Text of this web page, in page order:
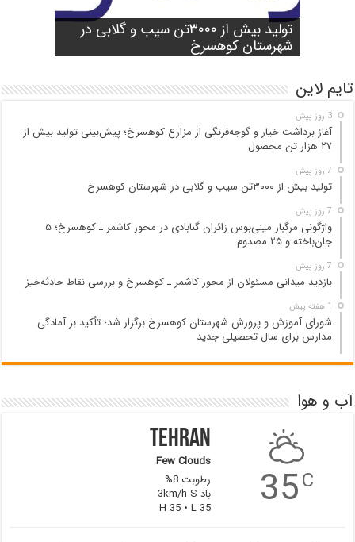
آغاز برداشت خیار و گوجه‌فرنگی از مزارع
کوهسرخ؛ پیش‌بینی تولید بیش از ۲۷ هزار
تن محصول
تولید بیش از ۳۰۰۰تن سیب و گلابی در
شهرستان کوهسرخ
واژگونی مرگبار مینی‌بوس زائران گنابادی
در محور کاشمر ـ کوهسرخ؛ ۵ جان‌باخته و
۲۵ مصدوم
بازدید میدانی مسئولان از محور کاشمر ـ
کوهسرخ و بررسی نقاط حادثه‌خیز
شورای آموزش و پرورش شهرستان
کوهسرخ برگزار شد؛ تأکید بر آمادگی
مدارس برای سال تحصیلی جدید
تایم لاین
3 روز پیش
آغاز برداشت خیار و گوجه‌فرنگی از مزارع کوهسرخ؛ پیش‌بینی تولید بیش از
۲۷ هزار تن محصول
7 روز پیش
تولید بیش از ۳۰۰۰تن سیب و گلابی در شهرستان کوهسرخ
7 روز پیش
واژگونی مرگبار مینی‌بوس زائران گنابادی در محور کاشمر ـ کوهسرخ؛ ۵
جان‌باخته و ۲۵ مصدوم
7 روز پیش
بازدید میدانی مسئولان از محور کاشمر ـ کوهسرخ و بررسی نقاط حادثه‌خیز
1 هفته پیش
شورای آموزش و پرورش شهرستان کوهسرخ برگزار شد؛ تأکید بر آمادگی
مدارس برای سال تحصیلی جدید
آب و هوا
35C
Tehran
Few Clouds
رطوبت 8%
باد 3km/h S
H 35 • L 35